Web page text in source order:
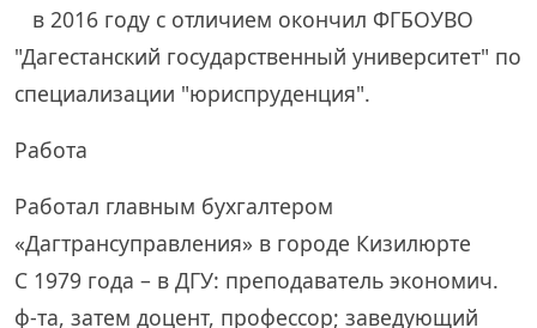
в 2016 году с отличием окончил ФГБОУВО
"Дагестанский государственный университет" по
специализации "юриспруденция".
Работа
Работал главным бухгалтером
«Дагтрансуправления» в городе Кизилюрте
С 1979 года – в ДГУ: преподаватель экономич.
ф-та, затем доцент, профессор; заведующий